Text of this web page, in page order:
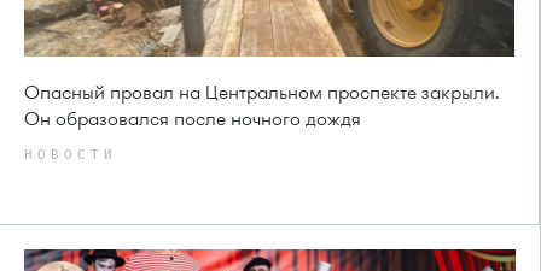
Опасный провал на Центральном проспекте закрыли.
Он образовался после ночного дождя
НОВОСТИ